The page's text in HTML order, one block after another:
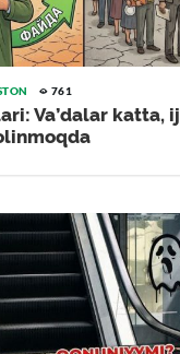
761
Va’dalar katta,